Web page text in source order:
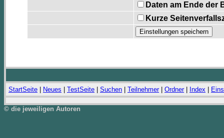
Daten am Ende der
Kurze
StartSeite Neues TestSeite Suchen Teilnehmer| Ordner| Index
© die jeweiligen Autoren